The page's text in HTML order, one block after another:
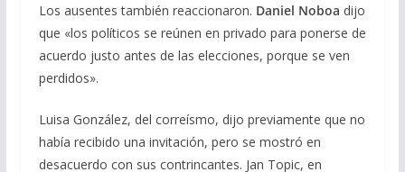
Los ausentes también reaccionaron. Daniel Noboa dijo
que «los políticos se reúnen en privado para ponerse de
acuerdo justo antes de las elecciones, porque se ven
perdidos».
Luisa González, del correísmo, dijo previamente que no
había recibido una invitación, pero se mostró en
desacuerdo con sus contrincantes. Jan Topic, en